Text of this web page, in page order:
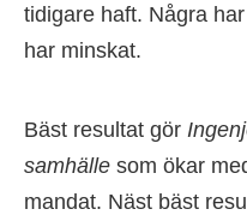
tidigare haft. Några
har minskat.
Bäst resultat gör
samhälle som ökar
mandat. Näst bäst